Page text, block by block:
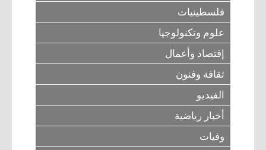
فلسطينيات
علوم وتكنولوجيا
إقتصاد وأعمال
ثقافة وفنون
الفيديو
أخبار رياضية
وفيات